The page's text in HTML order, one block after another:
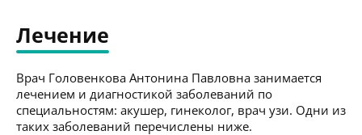
Лечение
Врач Головенкова Антонина Павловна занимается
лечением и диагностикой заболеваний по
специальностям: акушер, гинеколог, врач узи. Одни из
таких заболеваний перечислены ниже.